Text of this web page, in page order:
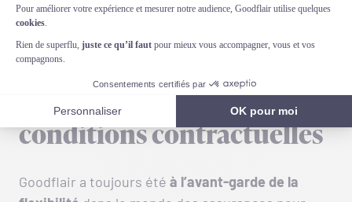
rapide et efficace.
Simplicité et flexibilité :
Goodflair simplifie vos
conditions contractuelles
Goodflair a toujours été à l’avant-garde de la